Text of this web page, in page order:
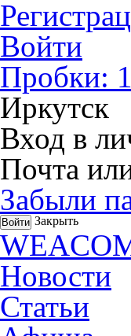
Войти
Пробки: 1
Иркутск
Вход в
Почта
Забыли
Закрыть
Новости
Статьи